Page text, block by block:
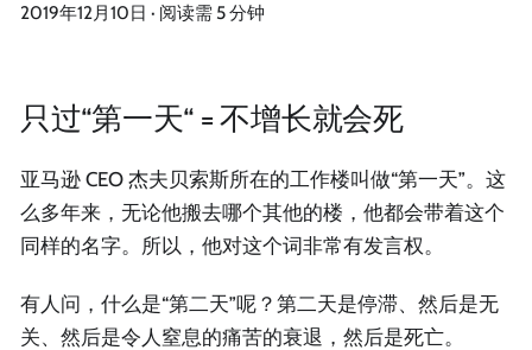
2019年12月10日 · 阅读需 5 分钟
只过“第一天“ = 不增长就会死
亚马逊 CEO 杰夫贝索斯所在的工作楼叫做“第一天”。这
么多年来，无论他搬去哪个其他的楼，他都会带着这个
同样的名字。所以，他对这个词非常有发言权。
有人问，什么是“第二天”呢？第二天是停滞、然后是无
关、然后是令人窒息的痛苦的衰退，然后是死亡。